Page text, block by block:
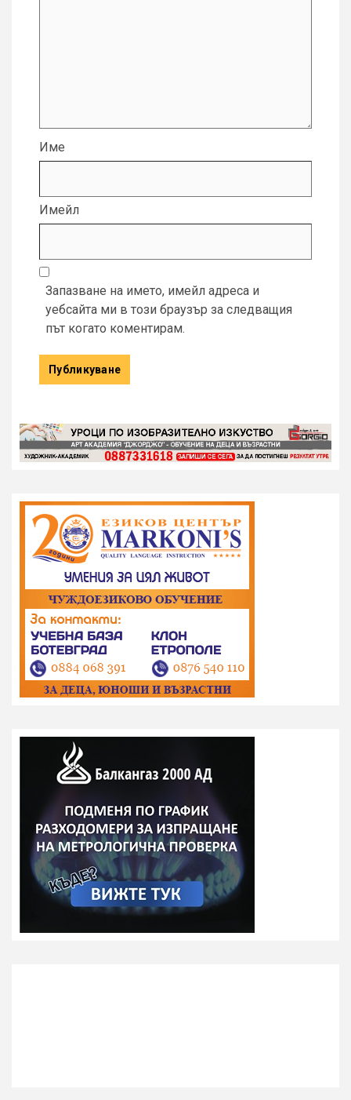
Име
Имейл
Запазване на името, имейл адреса и
уебсайта ми в този браузър за следващия
път когато коментирам.